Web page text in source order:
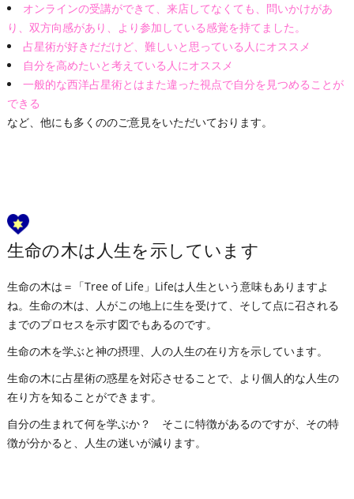
オンラインの受講ができて、来店してなくても、問いかけがあ
り、双方向感があり、より参加している感覚を持てました。
占星術が好きだだけど、難しいと思っている人にオススメ
自分を高めたいと考えている人にオススメ
一般的な西洋占星術とはまた違った視点で自分を見つめることが
できる
など、他にも多くののご意見をいただいております。
生命の木は人生を示しています
生命の木は＝「Tree of Life」Lifeは人生という意味もありますよ
ね。生命の木は、人がこの地上に生を受けて、そして点に召される
までのプロセスを示す図でもあるのです。
生命の木を学ぶと神の摂理、人の人生の在り方を示しています。
生命の木に占星術の惑星を対応させることで、より個人的な人生の
在り方を知ることができます。
自分の生まれて何を学ぶか？ そこに特徴があるのですが、その特
徴が分かると、人生の迷いが減ります。